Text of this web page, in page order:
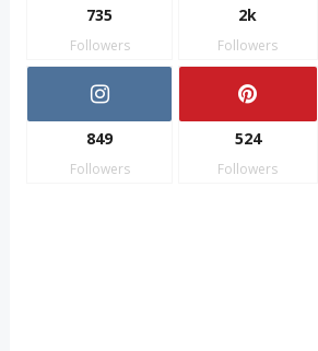
2k
Followers
735
Followers
524
Followers
849
Followers